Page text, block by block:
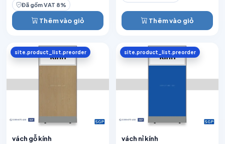
Đã gồm VAT 8%
Thêm vào giỏ Thêm vào giỏ
site.product_list.preorder
vách gỗ kính
site.product_list.preorder
vách nỉ kính